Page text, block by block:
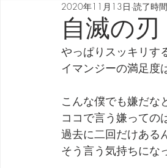
弦交換の記録 DTM 始める
Imanjy Studio 使われているモノ
劇団 Avan 劇伴が出来るまで
自滅の刃
2020年11月13日 読了時
やっぱりスッキリす
イマンジーの満足度
こんな僕でも嫌だな
ココで言う嫌っての
過去に二回だけある
そう言う気持ちにな